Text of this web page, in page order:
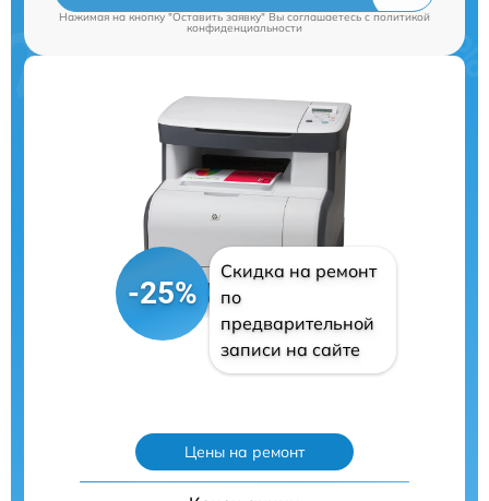
Нажимая на кнопку "Оставить заявку" Вы соглашаетесь cполитикой
конфиденциальности
-25%
Скидка на ремонт
по
предварительной
записи на сайте
Цены на ремонт